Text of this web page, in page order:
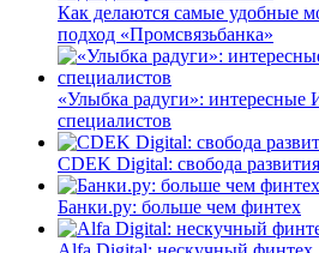
Как делаются самые удобные
подход «Промсвязьбанка»
«Улыбка радуги»: интересные
специалистов
CDEK Digital: свобода развития
Банки.ру: больше чем финтех